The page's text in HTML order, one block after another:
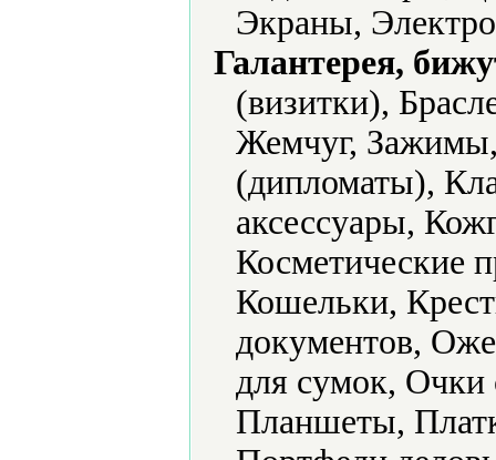
Экраны,
Галантерея,
(визитки),
Жемчуг,
(дипломаты),
аксессуары,
Косметические
Кошельки,
документов,
для сумок, Очки
Планшеты,